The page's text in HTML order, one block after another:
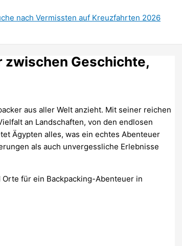
nach Vermissten auf Kreuzfahrten 2026
zwischen Geschichte,
aus aller Welt anzieht. Mit seiner reichen
an Landschaften, von den endlosen
Ägypten alles, was ein echtes Abenteuer
als auch unvergessliche Erlebnisse
für ein Backpacking-Abenteuer in